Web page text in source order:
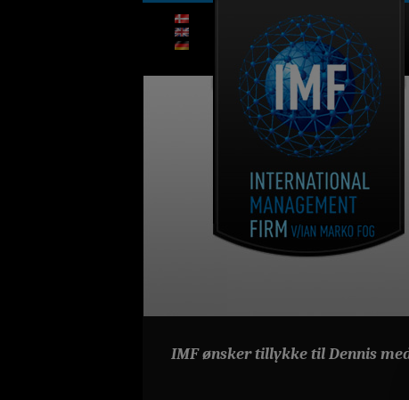
IMF ønsker tillykke til Dennis